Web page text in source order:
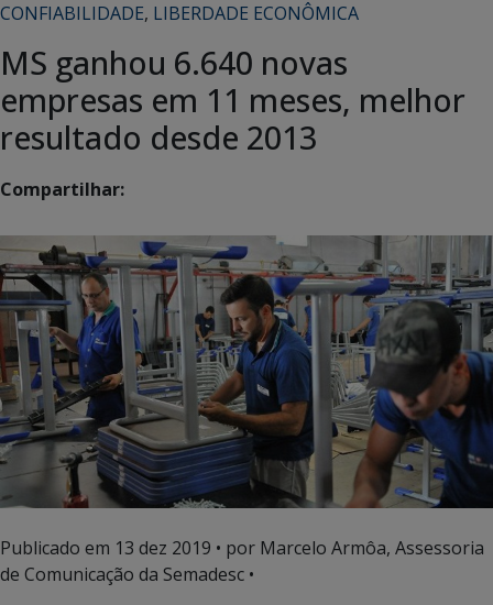
CONFIABILIDADE, LIBERDADE ECONÔMICA
MS ganhou 6.640 novas
empresas em 11 meses, melhor
resultado desde 2013
Compartilhar:
Publicado em 13 dez 2019 • por Marcelo Armôa, Assessoria
de Comunicação da Semadesc •